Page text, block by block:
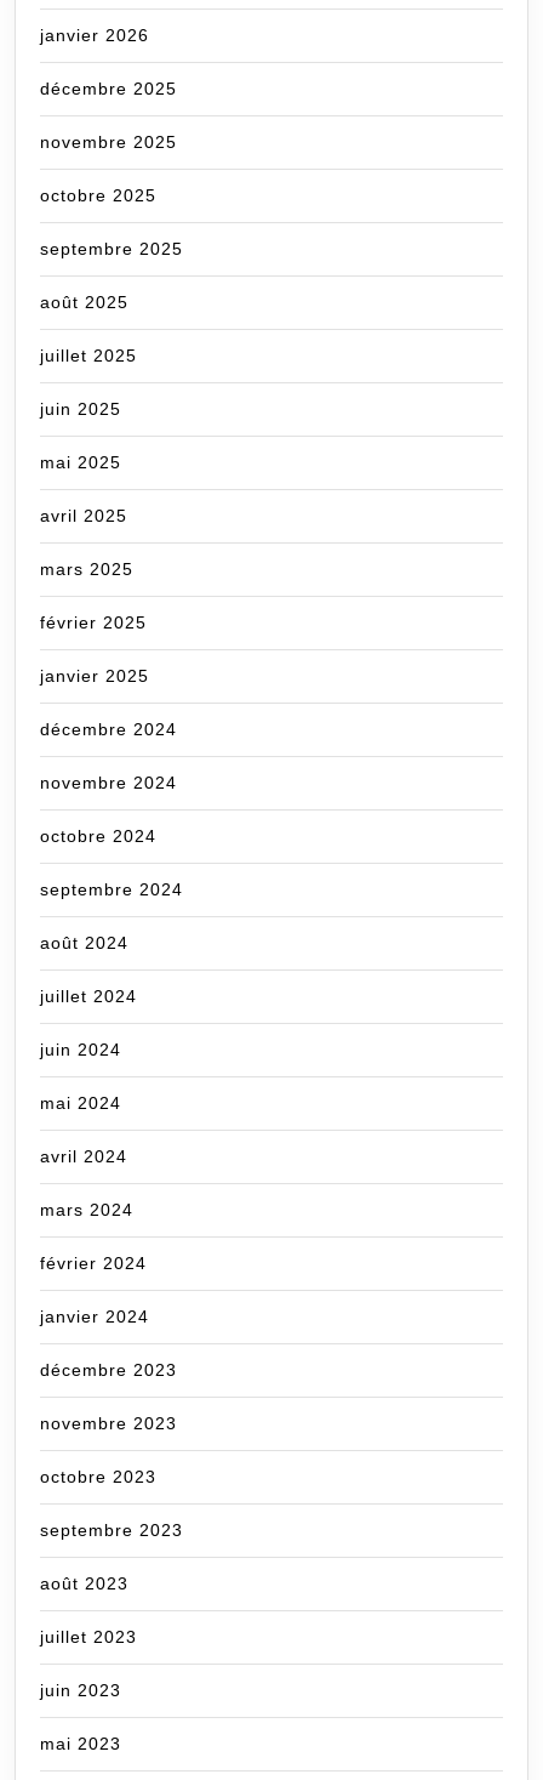
janvier 2026
décembre 2025
novembre 2025
octobre 2025
septembre 2025
août 2025
juillet 2025
juin 2025
mai 2025
avril 2025
mars 2025
février 2025
janvier 2025
décembre 2024
novembre 2024
octobre 2024
septembre 2024
août 2024
juillet 2024
juin 2024
mai 2024
avril 2024
mars 2024
février 2024
janvier 2024
décembre 2023
novembre 2023
octobre 2023
septembre 2023
août 2023
juillet 2023
juin 2023
mai 2023